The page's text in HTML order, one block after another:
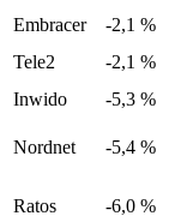
Embracer
-2,1 %
Tele2
-2,1 %
Inwido
-5,3 %
Nordnet
-5,4 %
Ratos -6,0 %